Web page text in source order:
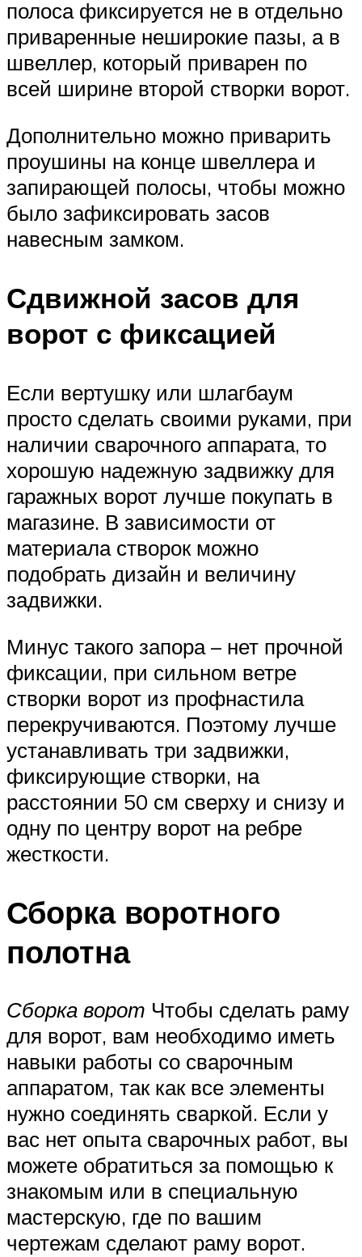
полоса фиксируется не в отдельно
приваренные неширокие пазы, а в
швеллер, который приварен по
всей ширине второй створки ворот.
Дополнительно можно приварить
проушины на конце швеллера и
запирающей полосы, чтобы можно
было зафиксировать засов
навесным замком.
Сдвижной засов для
ворот с фиксацией
Если вертушку или шлагбаум
просто сделать своими руками, при
наличии сварочного аппарата, то
хорошую надежную задвижку для
гаражных ворот лучше покупать в
магазине. В зависимости от
материала створок можно
подобрать дизайн и величину
задвижки.
Минус такого запора – нет прочной
фиксации, при сильном ветре
створки ворот из профнастила
перекручиваются. Поэтому лучше
устанавливать три задвижки,
фиксирующие створки, на
расстоянии 50 см сверху и снизу и
одну по центру ворот на ребре
жесткости.
Сборка воротного
полотна
Сборка ворот Чтобы сделать раму
для ворот, вам необходимо иметь
навыки работы со сварочным
аппаратом, так как все элементы
нужно соединять сваркой. Если у
вас нет опыта сварочных работ, вы
можете обратиться за помощью к
знакомым или в специальную
мастерскую, где по вашим
чертежам сделают раму ворот.